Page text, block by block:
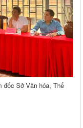
đốc Sở Văn hóa, Thể